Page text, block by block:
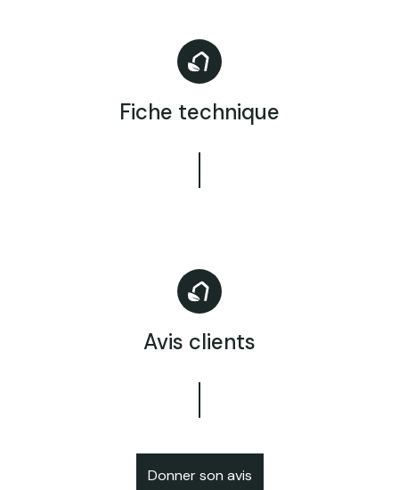
Fiche technique
Avis clients
Donner son avis